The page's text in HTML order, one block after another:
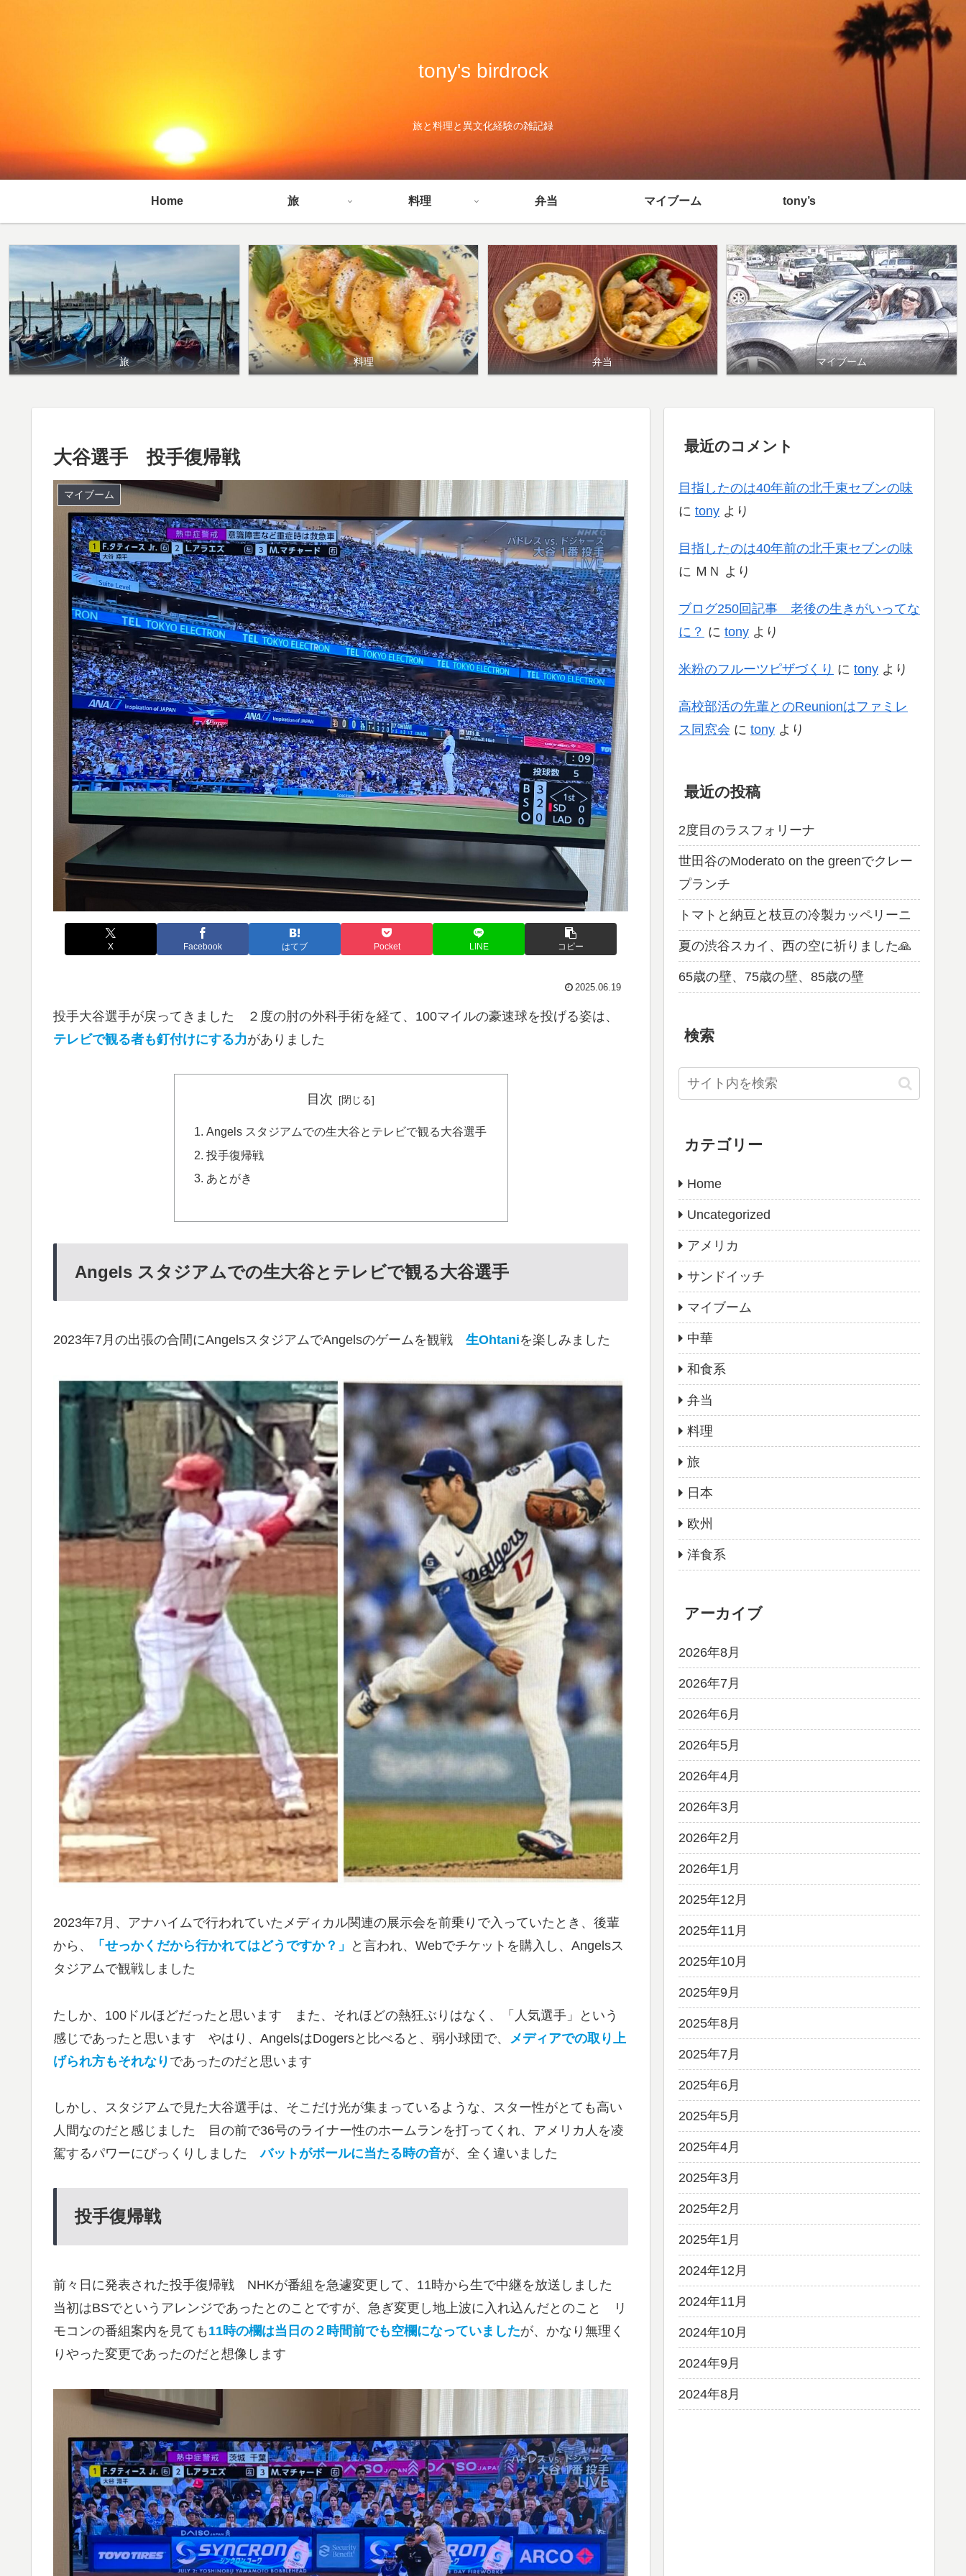
tony's birdrock
旅と料理と異文化経験の雑記録
Home 旅 料理 弁当 マイブーム tony’s
旅 料理 弁当 マイブーム
大谷選手 投手復帰戦
マイブーム
X Facebook はてブ Pocket LINE コピー
2025.06.19
投手大谷選手が戻ってきました ２度の肘の外科手術を経て、100マイルの豪速球を投げる姿は、
テレビで観る者も釘付けにする力がありました
目次
Angels スタジアムでの生大谷とテレビで観る大谷選手
投手復帰戦
あとがき
Angels スタジアムでの生大谷とテレビで観る大谷選手
2023年7月の出張の合間にAngelsスタジアムでAngelsのゲームを観戦 生Ohtaniを楽しみました
2023年7月、アナハイムで行われていたメディカル関連の展示会を前乗りで入っていたとき、後輩
から、
「せっかくだから行かれてはどうですか？」
と言われ、Webでチケットを購入し、Angelsス
タジアムで観戦しました
たしか、100ドルほどだったと思います また、それほどの熱狂ぶりはなく、「人気選手」という
感じであったと思います やはり、AngelsはDogersと比べると、弱小球団で、
メディアでの取り上
げられ方もそれなり であったのだと思います
しかし、スタジアムで見た大谷選手は、そこだけ光が集まっているような、スター性がとても高い
人間なのだと感じました 目の前で36号のライナー性のホームランを打ってくれ、アメリカ人を凌
駕するパワーにびっくりしましたバットがボールに当たる時の音が、全く違いました
投手復帰戦
前々日に発表された投手復帰戦 NHKが番組を急遽変更して、11時から生で中継を放送しました
当初はBSでというアレンジであったとのことですが、急ぎ変更し地上波に入れ込んだとのこと リ
モコンの番組案内を見ても 11時の欄は当日の２時間前でも空欄になっていましたが、かなり無理く
りやった変更であったのだと想像します
最近のコメント
目指したのは40年前の北千束セブンの味
に tony より
目指したのは40年前の北千束セブンの味
に ＭＮ より
ブログ250回記事 老後の生きがいってな
に？ に tony より
米粉のフルーツピザづくり に tony より
高校部活の先輩とのReunionはファミレ
ス同窓会 に tony より
最近の投稿
2度目のラスフォリーナ
世田谷のModerato on the greenでクレー
プランチ
トマトと納豆と枝豆の冷製カッペリーニ
夏の渋谷スカイ、西の空に祈りました🙏
65歳の壁、75歳の壁、85歳の壁
検索
カテゴリー
Home
Uncategorized
アメリカ
サンドイッチ
マイブーム
中華
和食系
弁当
料理
旅
日本
欧州
洋食系
アーカイブ
2026年8月
2026年7月
2026年6月
2026年5月
2026年4月
2026年3月
2026年2月
2026年1月
2025年12月
2025年11月
2025年10月
2025年9月
2025年8月
2025年7月
2025年6月
2025年5月
2025年4月
2025年3月
2025年2月
2025年1月
2024年12月
2024年11月
2024年10月
2024年9月
2024年8月